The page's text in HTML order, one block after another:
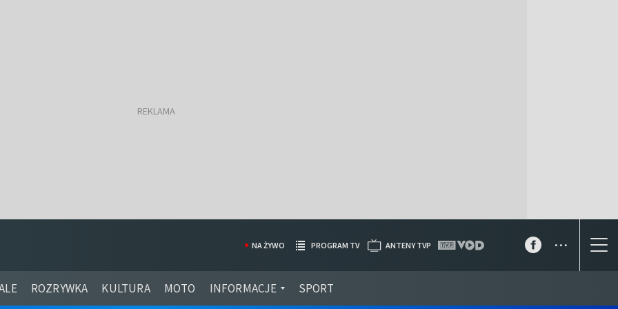
ROZRYWKA KULTURA MOTO INFORMACJE SPORT
NA ŻYWO PROGRAM TV ANTENY TVP ...